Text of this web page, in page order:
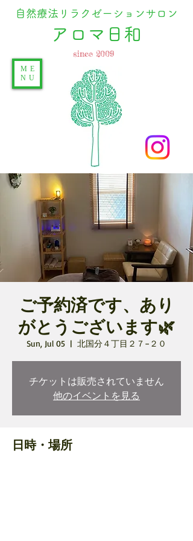
自然療法リラクゼーションサロン
​アロマ日和
ME
NU
since 2009
ご予約済です、あり
がとうございます🌿
Sun, Jul 05
  |
北国分４丁目２７−２０
チケットは販売されていません
他のイベントを見る
日時・場所